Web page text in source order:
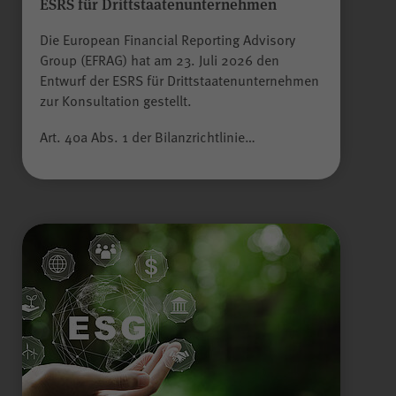
Alle Felder sind Pflichtfelder.
Absenden
Die European Financial Reporting Advisory
Group (EFRAG) hat am 23. Juli 2026 den
Entwurf der ESRS für Drittstaatenunternehmen
zur Konsultation gestellt.
Art. 40a Abs. 1 der Bilanzrichtlinie…
Zweck
Gilt nur für die Digitalisierungs-
"Wissen >
Digitalisierungskompass
(WPK)®":
Speichern der bereits
eines Ausfüllvorgangs des
wieder fortführen zu können.
Wird nach Beenden des Check-
Name JSESSIONID